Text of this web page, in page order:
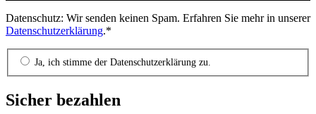
Datenschutz: Wir senden keinen Spam. Erfahren Sie mehr in unserer
Datenschutzerklärung.*
Ja, ich stimme der Datenschutzerklärung zu.
Sicher bezahlen